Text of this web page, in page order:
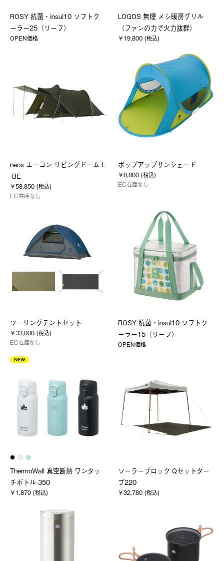
ROSY 抗菌・insul10 ソフトク
ーラー25（リーフ）
OPEN価格
LOGOS 無煙 メシ暖房グリル
（ファンの力で火力抜群）
￥19,800 (税込)
neos エーコン リビングドーム L
-BE
￥58,850 (税込)
EC在庫なし
ポップアップサンシェード
￥8,800 (税込)
EC在庫なし
ツーリングテントセット
￥33,000 (税込)
EC在庫なし
ROSY 抗菌・insul10 ソフトク
ーラー15（リーフ）
OPEN価格
NEW
ThermoWall 真空断熱 ワンタッ
チボトル 350
￥1,870 (税込)
ソーラーブロック Qセットター
プ220
￥32,780 (税込)